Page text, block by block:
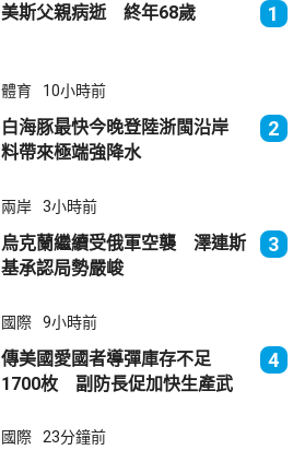
美斯父親病逝 終年68歲 1
體育 10小時前
白海豚最快今晚登陸浙閩沿岸
料帶來極端強降水
2
兩岸 3小時前
烏克蘭繼續受俄軍空襲 澤連斯
基承認局勢嚴峻
3
國際 9小時前
傳美國愛國者導彈庫存不足
1700枚 副防長促加快生產武
4
國際 23分鐘前